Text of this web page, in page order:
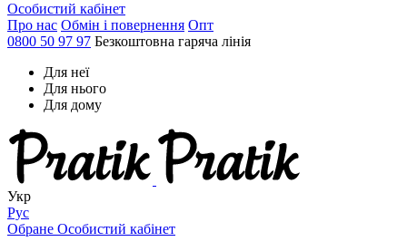
Особистий кабінет
Про нас Обмін і повернення Опт
0800 50 97 97 Безкоштовна гаряча лінія
Для неї
Для нього
Для дому
Укр
Рус
Обране Особистий кабінет